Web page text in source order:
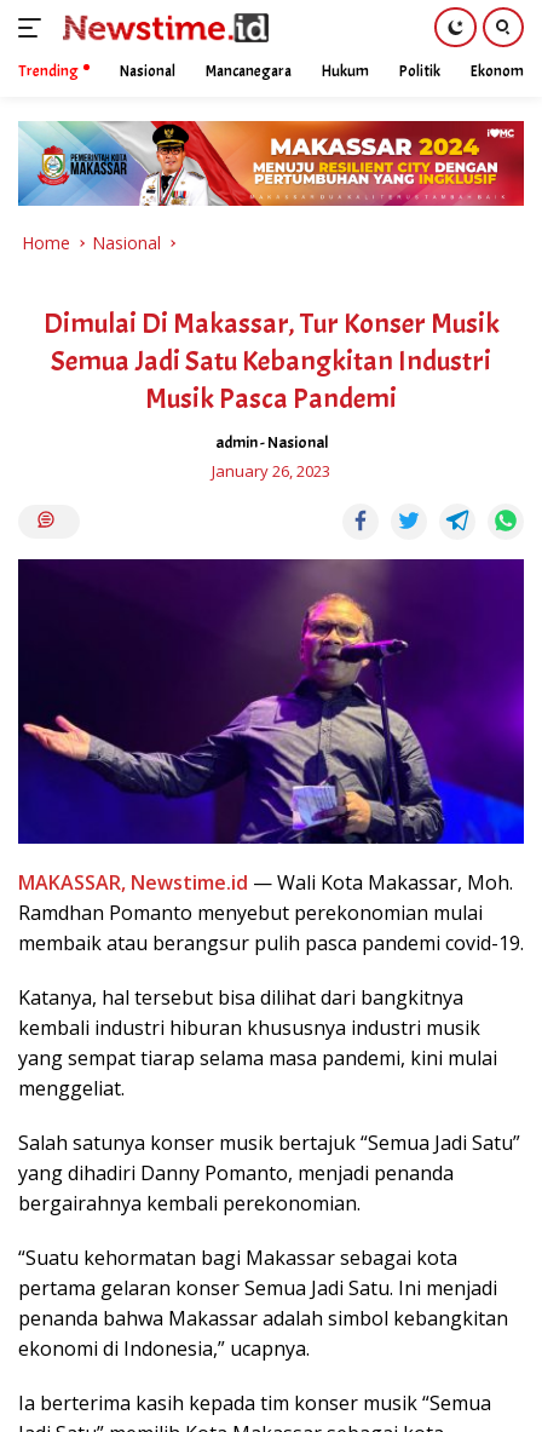
content
Trending Nasional Mancanegara Hukum Politik Ekonomi
Home Nasional
Dimulai Di Makassar, Tur Konser Musik
Semua Jadi Satu Kebangkitan Industri
Musik Pasca Pandemi
admin-Nasional
January 26, 2023
MAKASSAR, Newstime.id — Wali Kota Makassar, Moh.
Ramdhan Pomanto menyebut perekonomian mulai
membaik atau berangsur pulih pasca pandemi covid-19.
Katanya, hal tersebut bisa dilihat dari bangkitnya
kembali industri hiburan khususnya industri musik
yang sempat tiarap selama masa pandemi, kini mulai
menggeliat.
Salah satunya konser musik bertajuk “Semua Jadi Satu”
yang dihadiri Danny Pomanto, menjadi penanda
bergairahnya kembali perekonomian.
“Suatu kehormatan bagi Makassar sebagai kota
pertama gelaran konser Semua Jadi Satu. Ini menjadi
penanda bahwa Makassar adalah simbol kebangkitan
ekonomi di Indonesia,” ucapnya.
Ia berterima kasih kepada tim konser musik “Semua